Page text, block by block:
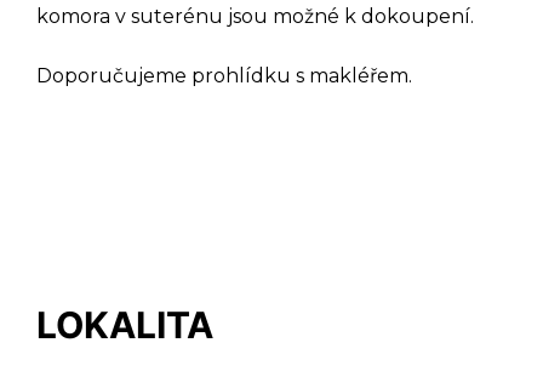
komora v suterénu jsou možné k dokoupení.
Doporučujeme prohlídku s makléřem.
LOKALITA
DOTAZ K TÉTO